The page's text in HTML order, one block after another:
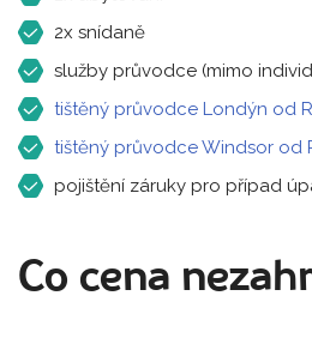
2x snídaně
služby průvodce (mimo
tištěný průvodce Londýn od
tištěný průvodce Windsor od
pojištění záruky pro případ
Co cena